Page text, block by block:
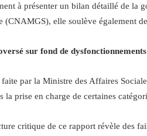
à présenter un bilan détaillé de la
(CNAMGS), elle soulève également
sur fond de
par la Ministre des Affaires
la prise en charge de certaines
critique de ce rapport révèle des